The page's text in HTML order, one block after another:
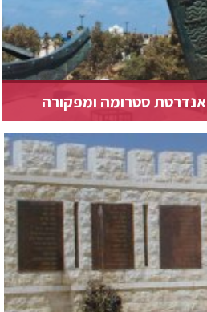
אנדרטת סטרומה ומפקורה